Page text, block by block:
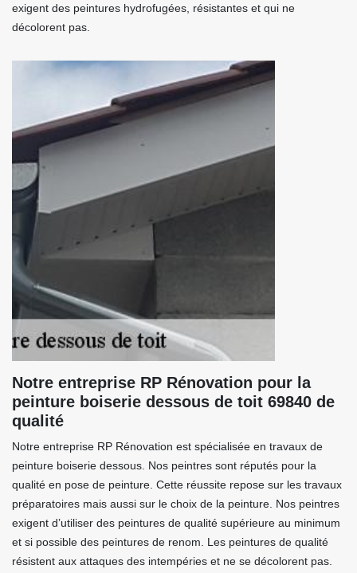
exigent des peintures hydrofugées, résistantes et qui ne
décolorent pas.
Notre entreprise RP Rénovation pour la
peinture boiserie dessous de toit 69840 de
qualité
Notre entreprise RP Rénovation est spécialisée en travaux de
peinture boiserie dessous. Nos peintres sont réputés pour la
qualité en pose de peinture. Cette réussite repose sur les travaux
préparatoires mais aussi sur le choix de la peinture. Nos peintres
exigent d’utiliser des peintures de qualité supérieure au minimum
et si possible des peintures de renom. Les peintures de qualité
résistent aux attaques des intempéries et ne se décolorent pas.